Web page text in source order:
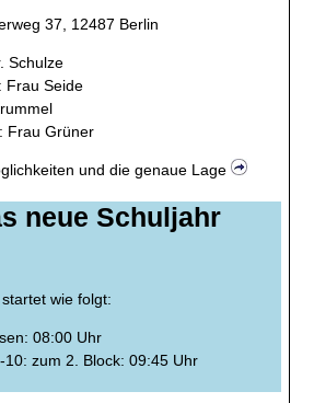
37, 12487 Berlin
Schulze
Frau Seide
Frau Grüner
und die genaue Lage
neue Schuljahr
wie folgt:
08:00 Uhr
10: zum 2. Block: 09:45 Uhr